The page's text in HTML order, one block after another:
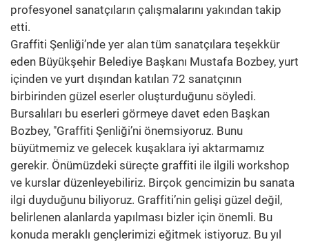
profesyonel sanatçıların çalışmalarını yakından takip
etti.
Graffiti Şenliği’nde yer alan tüm sanatçılara teşekkür
eden Büyükşehir Belediye Başkanı Mustafa Bozbey, yurt
içinden ve yurt dışından katılan 72 sanatçının
birbirinden güzel eserler oluşturduğunu söyledi.
Bursalıları bu eserleri görmeye davet eden Başkan
Bozbey, "Graffiti Şenliği’ni önemsiyoruz. Bunu
büyütmemiz ve gelecek kuşaklara iyi aktarmamız
gerekir. Önümüzdeki süreçte graffiti ile ilgili workshop
ve kurslar düzenleyebiliriz. Birçok gencimizin bu sanata
ilgi duyduğunu biliyoruz. Graffiti’nin gelişi güzel değil,
belirlenen alanlarda yapılması bizler için önemli. Bu
konuda meraklı gençlerimizi eğitmek istiyoruz. Bu yıl